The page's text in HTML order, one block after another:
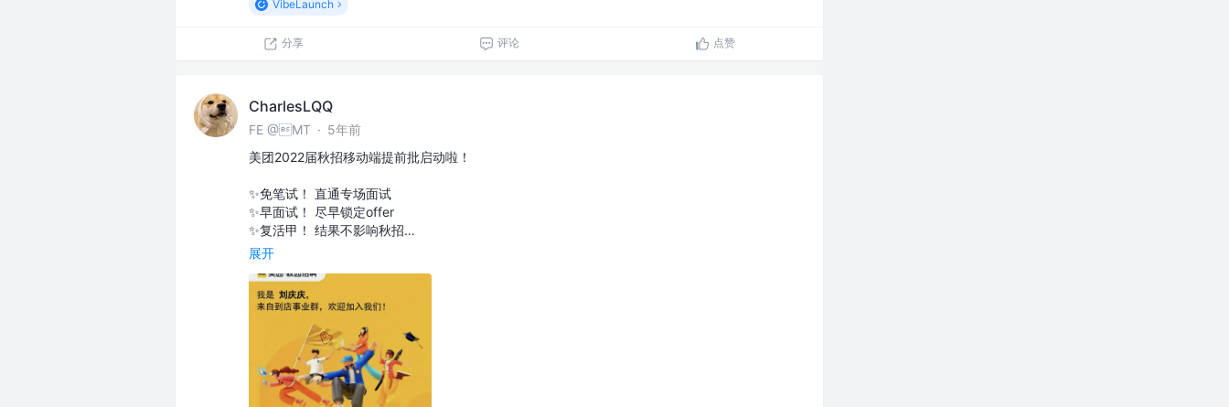
VibeLaunch
分享 评论 点赞
CharlesLQQ
FE @MT · 5年前
美团2022届秋招移动端提前批启动啦！
✨免笔试！ 直通专场面试
✨早面试！ 尽早锁定offer
✨复活甲！ 结果不影响秋招…
展开